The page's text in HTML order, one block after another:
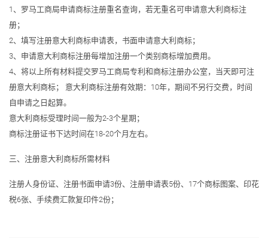
1、罗马工商局申请商标注册重名查询，若无重名可申请意大利商标注
册；
2、填写注册意大利商标申请表，书面申请意大利商标；
3、申请意大利商标注册每增加注册一个类别商标增加费用。
4、将以上所有材料提交罗马工商局专利和商标注册办公室，当天即可注
册意大利商标； 意大利商标注册有效期：10年，期间不另行交费，时间
自申请之日起算。
意大利商标受理时间一般为2-3个星期；
商标注册证书下达时间在18-20个月左右。
三、注册意大利商标所需材料
注册人身份证、注册书面申请3份、注册申请表5份、17个商标图案、印花
税6张、手续费汇款复印件2份；